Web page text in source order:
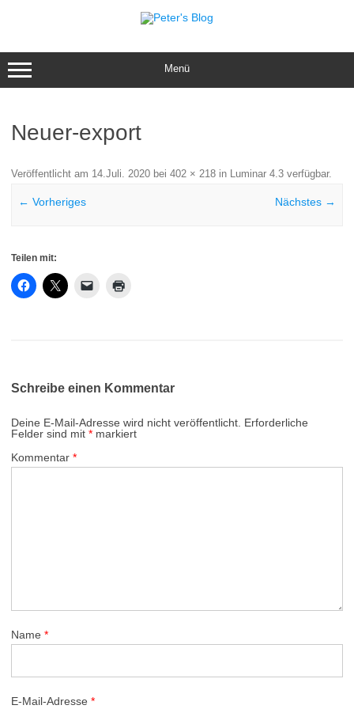
Menü
Neuer-export
Veröffentlicht am 14.Juli. 2020 bei 402 × 218 in Luminar 4.3 verfügbar.
← Vorheriges Nächstes →
Teilen mit:
Schreibe einen Kommentar
Deine E-Mail-Adresse wird nicht veröffentlicht. Erforderliche
Felder sind mit * markiert
Kommentar *
Name *
E-Mail-Adresse *